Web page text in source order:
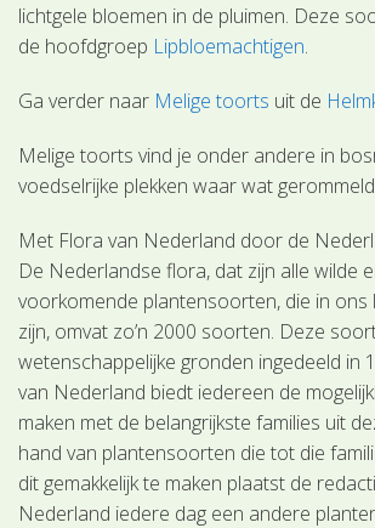
lichtgele bloemen in de pluimen. Deze
de hoofdgroep Lipbloemachtigen.
Ga verder naar Melige toorts uit de
Melige toorts vind je onder andere in
voedselrijke plekken waar wat
Met Flora van Nederland door de
De Nederlandse flora, dat zijn alle wilde
voorkomende plantensoorten, die in ons
zijn, omvat zo’n 2000 soorten. Deze
wetenschappelijke gronden ingedeeld in
van Nederland biedt iedereen de
maken met de belangrijkste families uit
hand van plantensoorten die tot die
dit gemakkelijk te maken plaatst de
Nederland iedere dag een andere